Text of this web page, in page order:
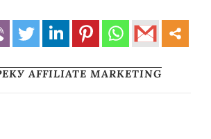
AFFILIATE MARKETING